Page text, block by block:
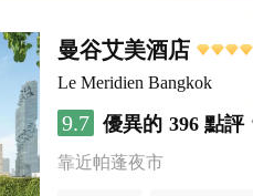
曼谷艾美酒店
Le Meridien Bangkok
9.7 優異的 396 點評
靠近帕蓬夜市